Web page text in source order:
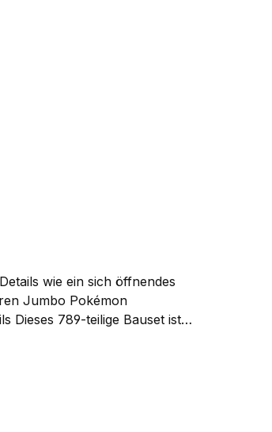
wie ein sich öffnendes
Jumbo Pokémon